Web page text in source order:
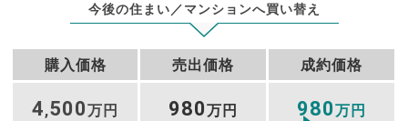
今後の住まい／マンションへ買い替え
購入価格 売出価格 成約価格
4,500万円 980万円 980万円